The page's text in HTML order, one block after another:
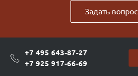
Задать вопрос
+7 495 643-87-27
+7 925 917-66-69